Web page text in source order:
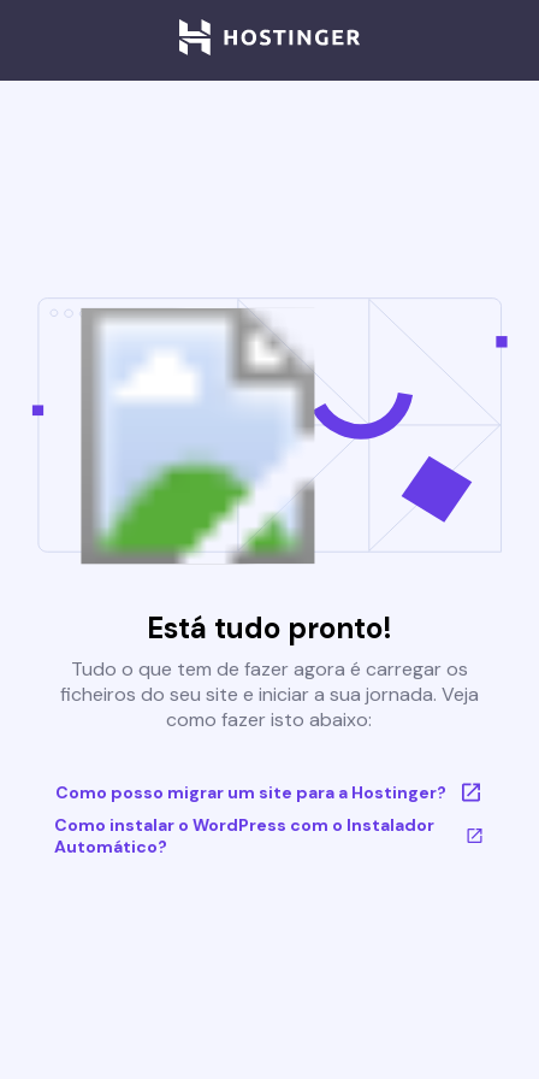
Está tudo pronto!
Tudo o que tem de fazer agora é carregar os
ficheiros do seu site e iniciar a sua jornada. Veja
como fazer isto abaixo:
Como posso migrar um site para a Hostinger?
Como instalar o WordPress com o Instalador
Automático?